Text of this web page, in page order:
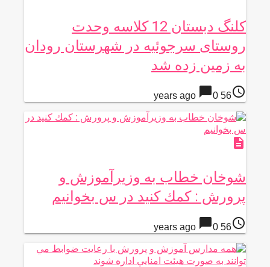
کلنگ دبستان 12 کلاسه وحدت
روستای سرجوئیه در شهرستان رودان
به زمین زده شد
access_time
56 years ago
chat_bubble0
description
شوخان خطاب به وزيرآموزش و
پرورش : كمك كنيد در س بخوانيم
access_time
56 years ago
chat_bubble0